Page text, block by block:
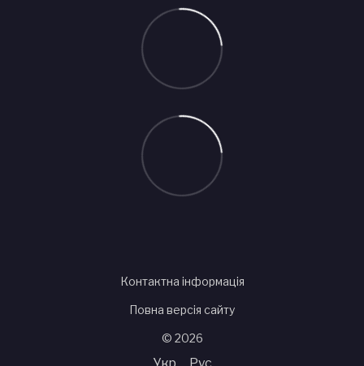
Контактна інформація
Повна версія сайту
© 2026